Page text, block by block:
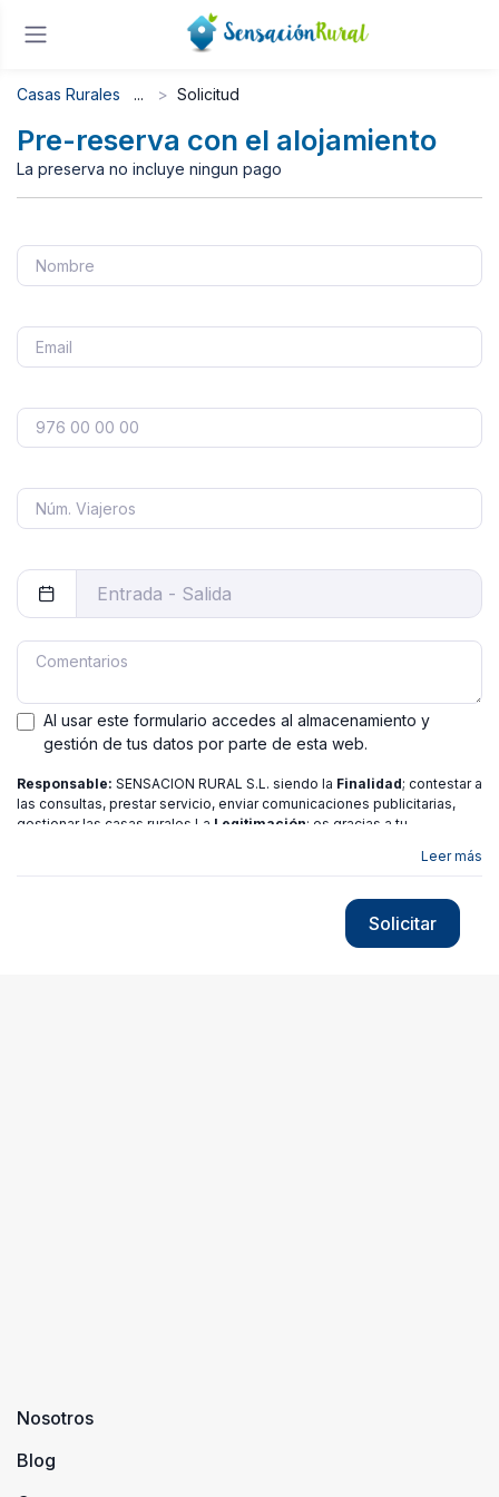
Casas Rurales Solicitud
Pre-reserva con el alojamiento
La preserva no incluye ningun pago
Al usar este formulario accedes al almacenamiento y
gestión de tus datos por parte de esta web.
Responsable: SENSACION RURAL S.L. siendo la Finalidad; contestar a
las consultas, prestar servicio, enviar comunicaciones publicitarias,
gestionar las casas rurales La Legitimación; es gracias a tu
de Acceso,
política de privacidad
Leer más
Solicitar
Nosotros
Blog